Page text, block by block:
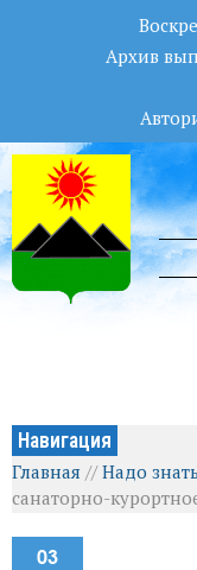
Архив
Навигация
Главная //Надо знать
санаторно-
03